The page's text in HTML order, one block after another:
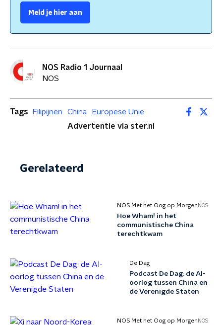
Meld je hier aan
NOS Radio 1 Journaal
NOS
Tags Filipijnen China
Europese Unie
Advertentie via ster.nl
Gerelateerd
NOS Met het Oog op Morgen NOS
Hoe Wham! in het
communistische China
terechtkwam
De Dag
Podcast De Dag: de AI-
oorlog tussen China en
de Verenigde Staten
NOS Met het Oog op Morgen NOS